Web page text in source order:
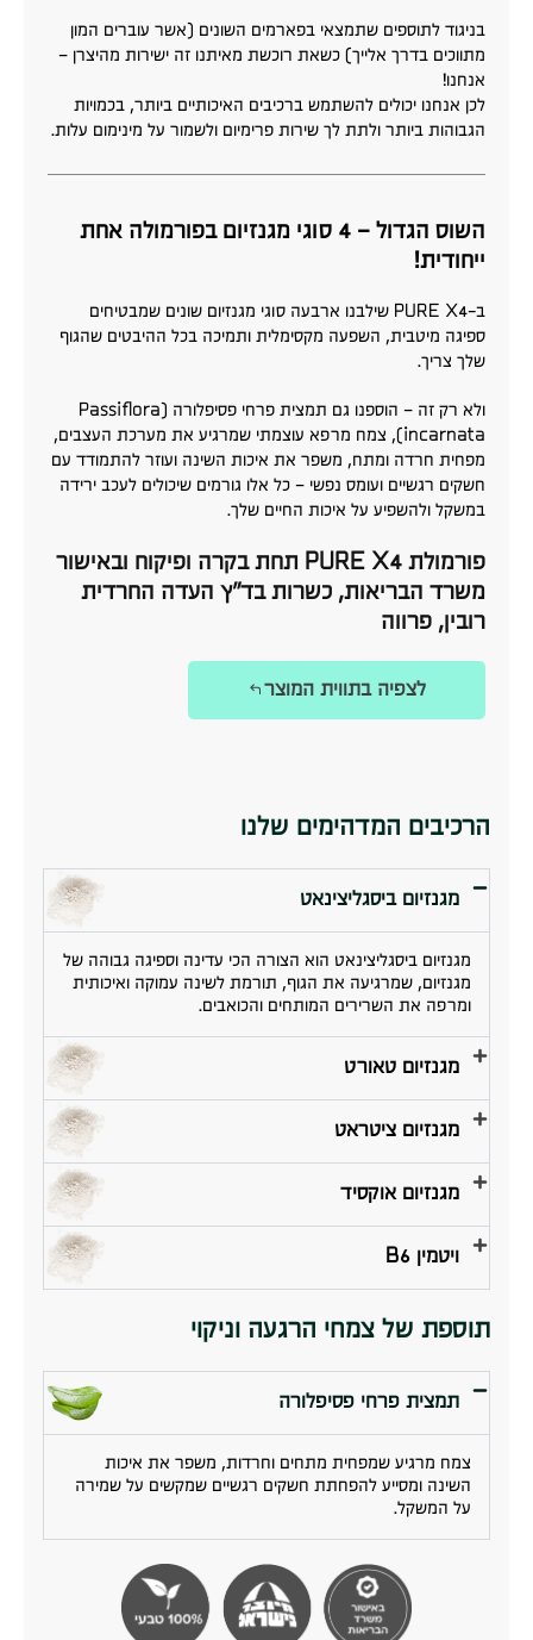
בניגוד לתוספים שתמצאי בפארמים השונים (אשר עוברים המון
מתווכים בדרך אלייך) כשאת רוכשת מאיתנו זה ישירות מהיצרן –
אנחנו!
לכן אנחנו יכולים להשתמש ברכיבים האיכותיים ביותר, בכמויות
הגבוהות ביותר ולתת לך שירות פרימיום ולשמור על מינימום עלות.
השוס הגדול – 4 סוגי מגנזיום בפורמולה אחת
ייחודית!
ב-PURE X4 שילבנו ארבעה סוגי מגנזיום שונים שמבטיחים
ספיגה מיטבית, השפעה מקסימלית ותמיכה בכל ההיבטים שהגוף
שלך צריך.
ולא רק זה – הוספנו גם תמצית פרחי פסיפלורה (Passiflora
incarnata), צמח מרפא עוצמתי שמרגיע את מערכת העצבים,
מפחית חרדה ומתח, משפר את איכות השינה ועוזר להתמודד עם
חשקים רגשיים ועומס נפשי – כל אלו גורמים שיכולים לעכב ירידה
במשקל ולהשפיע על איכות החיים שלך.
פורמולת PURE X4 תחת בקרה ופיקוח ובאישור
משרד הבריאות, כשרות בד״ץ העדה החרדית
רובין, פרווה
לצפיה בתווית המוצר
הרכיבים המדהימים שלנו
מגנזיום ביסגליצינאט
מגנזיום ביסגליצינאט הוא הצורה הכי עדינה וספיגה גבוהה של
מגנזיום, שמרגיעה את הגוף, תורמת לשינה עמוקה ואיכותית
ומרפה את השרירים המותחים והכואבים.
מגנזיום טאורט
מגנזיום ציטראט
מגנזיום אוקסיד
ויטמין B6
תוספת של צמחי הרגעה וניקוי
תמצית פרחי פסיפלורה
צמח מרגיע שמפחית מתחים וחרדות, משפר את איכות
השינה ומסייע להפחתת חשקים רגשיים שמקשים על שמירה
על המשקל.